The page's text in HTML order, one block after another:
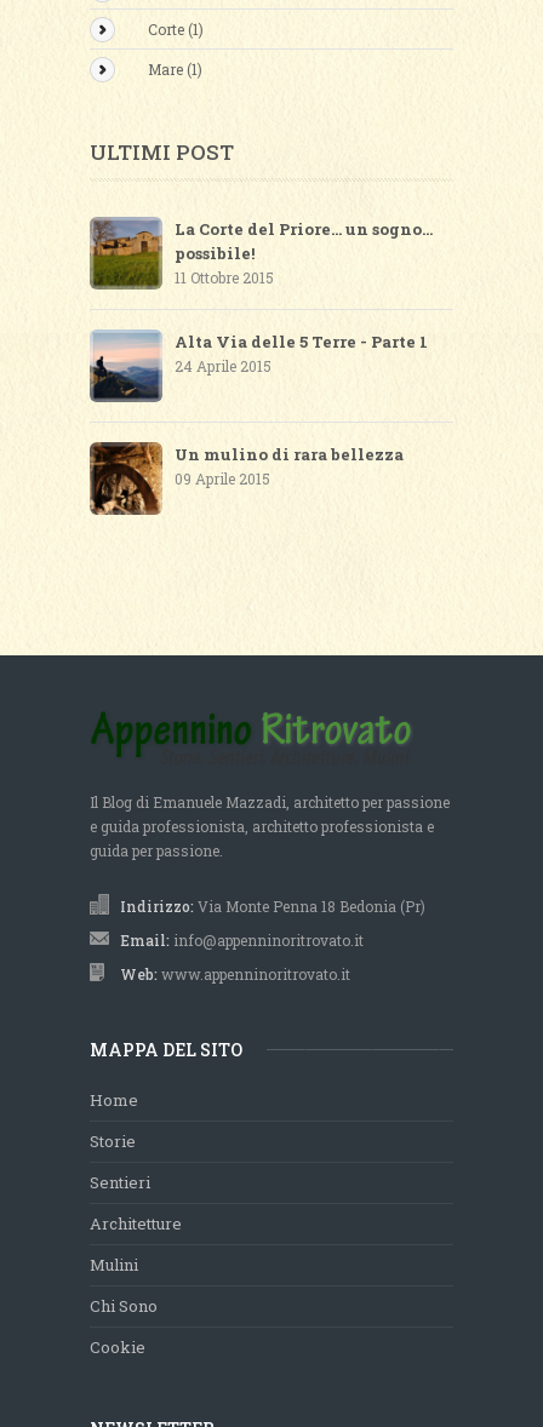
Corte (1)
Mare (1)
ULTIMI POST
La Corte del Priore... un sogno...
possibile!
11 Ottobre 2015
Alta Via delle 5 Terre - Parte 1
24 Aprile 2015
Un mulino di rara bellezza
09 Aprile 2015
Il Blog di Emanuele Mazzadi, architetto per passione
e guida professionista, architetto professionista e
guida per passione.
Indirizzo: Via Monte Penna 18 Bedonia (Pr)
Email: info@appenninoritrovato.it
Web: www.appenninoritrovato.it
MAPPA DEL SITO
Home
Storie
Sentieri
Architetture
Mulini
Chi Sono
Cookie